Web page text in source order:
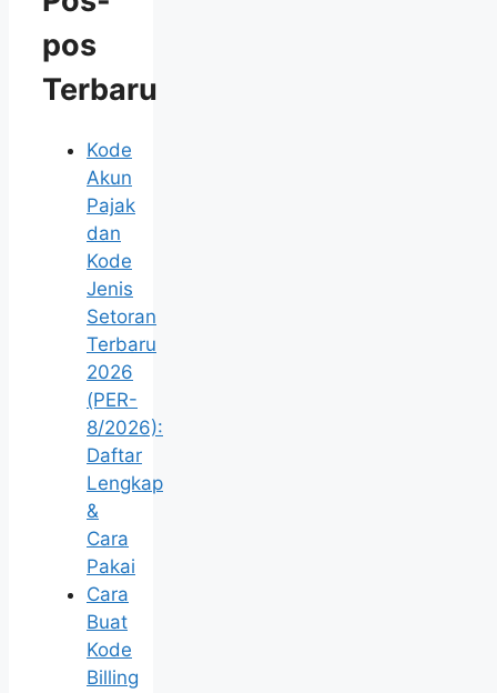
pos
Terbaru
Kode
Akun
Pajak
dan
Kode
Jenis
Setoran
Terbaru
2026
(PER-
8/2026):
Daftar
Lengkap
&
Cara
Pakai
Cara
Buat
Kode
Billing